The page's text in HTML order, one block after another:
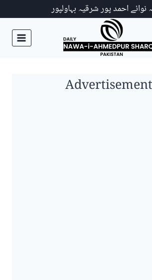
نوائے احمد پور شرقیہ بہاولپور